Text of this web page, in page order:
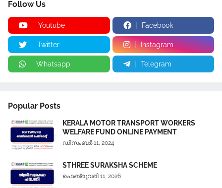
Follow Us
Youtube Facebook
Twitter Instagram
Whatsapp Telegram
Popular Posts
KERALA MOTOR TRANSPORT WORKERS
WELFARE FUND ONLINE PAYMENT
ഡിസംബർ 11, 2024
STHREE SURAKSHA SCHEME
ഫെബ്രുവരി 11, 2026